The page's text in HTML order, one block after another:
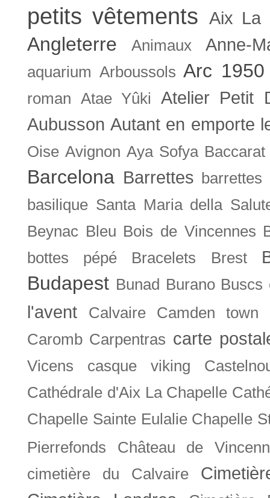
petits vêtements Aix La
Angleterre Animaux Anne-
aquarium Arboussols Arc 1950
roman Atae Yûki
Atelier Petit
Aubusson Autant en emporte
Oise Avignon Aya Sofya Baccarat
Barcelona Barrettes barrettes
basilique Santa Maria della
Beynac Bleu Bois de Vincennes
bottes pépé
Bracelets Brest
Budapest Bunad Burano Buscs
l'avent Calvaire Camden town
Caromb Carpentras carte
Vicens casque viking
Cathédrale d'Aix La Chapelle
Chapelle Sainte Eulalie Chapelle
Pierrefonds
Château de
cimetière du Calvaire